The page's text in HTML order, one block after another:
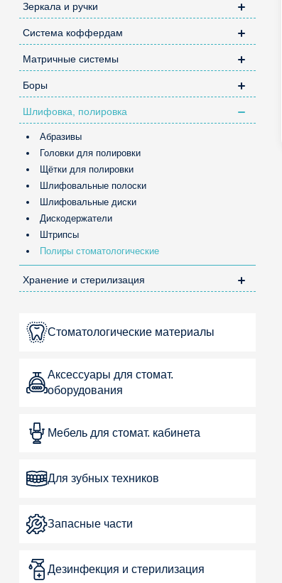
Зеркала и ручки
Система коффердам
Матричные системы
Боры
Шлифовка, полировка
Абразивы
Головки для полировки
Щётки для полировки
Шлифовальные полоски
Шлифовальные диски
Дискодержатели
Штрипсы
Полиры стоматологические
Хранение и стерилизация
Стоматологические материалы
Аксессуары для стомат.
оборудования
Мебель для стомат. кабинета
Для зубных техников
Запасные части
Дезинфекция и стерилизация